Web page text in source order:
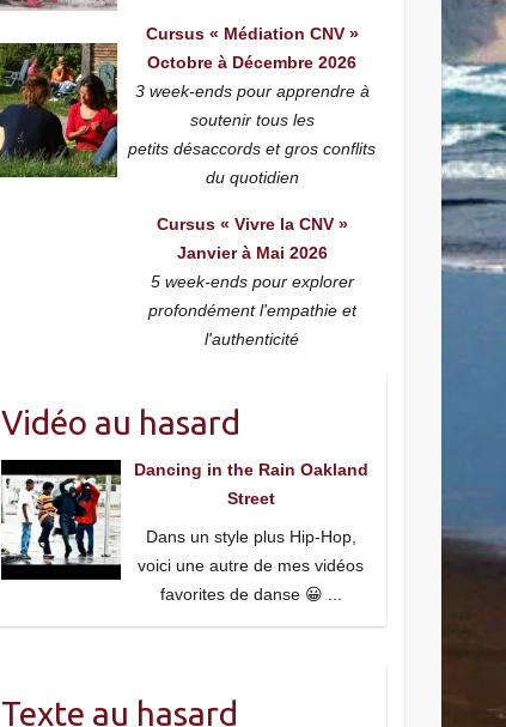
Cursus « Médiation CNV »
Octobre à Décembre 2026
3 week-ends pour apprendre à
soutenir tous les
petits désaccords et gros conflits
du quotidien
Cursus « Vivre la CNV »
Janvier à Mai 2026
5 week-ends pour explorer
profondément l'empathie et
l'authenticité
Vidéo au hasard
Dancing in the Rain Oakland
Street
Dans un style plus Hip-Hop,
voici une autre de mes vidéos
favorites de danse 😀
Texte au hasard